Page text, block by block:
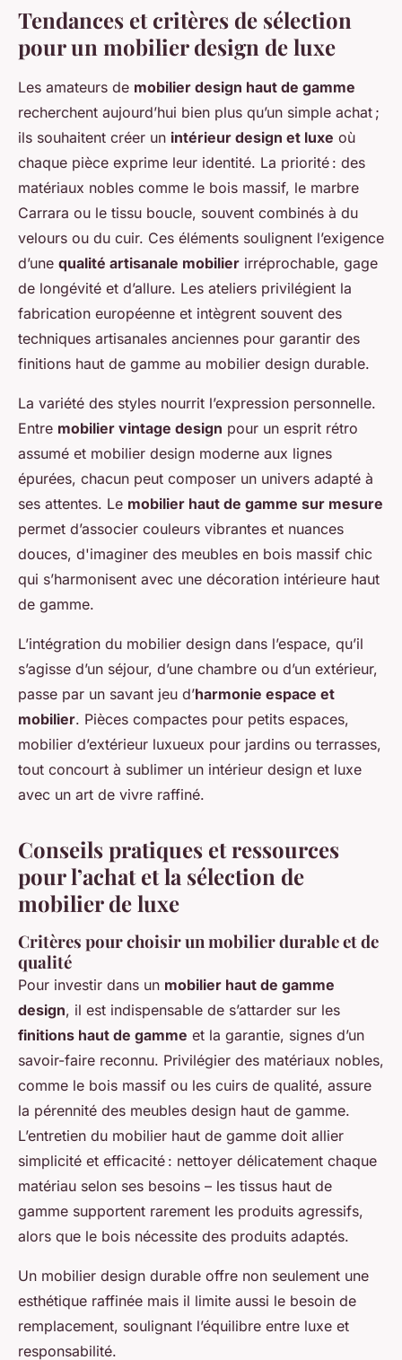
Tendances et critères de sélection
pour un mobilier design de luxe
Les amateurs de mobilier design haut de gamme
recherchent aujourd’hui bien plus qu’un simple achat ;
ils souhaitent créer un intérieur design et luxe où
chaque pièce exprime leur identité. La priorité : des
matériaux nobles comme le bois massif, le marbre
Carrara ou le tissu boucle, souvent combinés à du
velours ou du cuir. Ces éléments soulignent l’exigence
d’une qualité artisanale mobilier irréprochable, gage
de longévité et d’allure. Les ateliers privilégient la
fabrication européenne et intègrent souvent des
techniques artisanales anciennes pour garantir des
finitions haut de gamme au mobilier design durable.
La variété des styles nourrit l’expression personnelle.
Entre mobilier vintage design pour un esprit rétro
assumé et mobilier design moderne aux lignes
épurées, chacun peut composer un univers adapté à
ses attentes. Le mobilier haut de gamme sur mesure
permet d’associer couleurs vibrantes et nuances
douces, d'imaginer des meubles en bois massif chic
qui s’harmonisent avec une décoration intérieure haut
de gamme.
L’intégration du mobilier design dans l’espace, qu’il
s’agisse d’un séjour, d’une chambre ou d’un extérieur,
passe par un savant jeu d’harmonie espace et
mobilier. Pièces compactes pour petits espaces,
mobilier d’extérieur luxueux pour jardins ou terrasses,
tout concourt à sublimer un intérieur design et luxe
avec un art de vivre raffiné.
Conseils pratiques et ressources
pour l’achat et la sélection de
mobilier de luxe
Critères pour choisir un mobilier durable et de
qualité
Pour investir dans un mobilier haut de gamme
design, il est indispensable de s’attarder sur les
finitions haut de gamme et la garantie, signes d’un
savoir-faire reconnu. Privilégier des matériaux nobles,
comme le bois massif ou les cuirs de qualité, assure
la pérennité des meubles design haut de gamme.
L’entretien du mobilier haut de gamme doit allier
simplicité et efficacité : nettoyer délicatement chaque
matériau selon ses besoins – les tissus haut de
gamme supportent rarement les produits agressifs,
alors que le bois nécessite des produits adaptés.
Un mobilier design durable offre non seulement une
esthétique raffinée mais il limite aussi le besoin de
remplacement, soulignant l’équilibre entre luxe et
responsabilité.